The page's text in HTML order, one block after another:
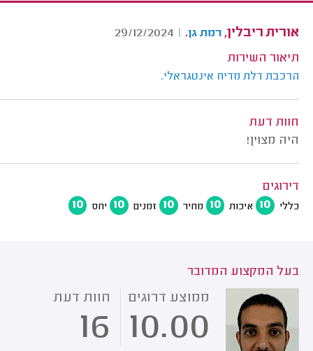
אורית ריבלין, רמת גן.
|
29/12/2024
תיאור השירות
הרכבת דלת מדיח אינטגראלי.
חוות דעת
היה מצוין!
דירוגים
כללי 10 איכות 10 מחיר 10 זמנים 10 יחס 10
בעל המקצוע המדובר
ממוצע דרוגים
10.00
חוות דעת
16